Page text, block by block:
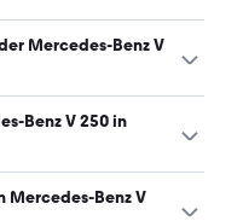
hat Leistungen
Mercedes-Benz V
ist mit
(Stand: 9.8.2026)
Benz V 250 in
gibt es in
silber, blau und
Mercedes-Benz V